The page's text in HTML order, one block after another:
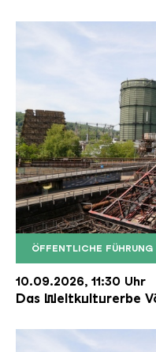
ÖFFENTLICHE FÜHRUNG
Der
Copyright:
10.09.2026, 11:30 Uhr
Das Weltkulturerbe